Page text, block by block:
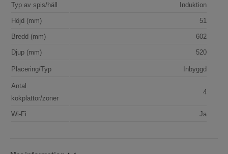
Typ av spis/häll Induktion
Höjd (mm) 51
Bredd (mm) 602
Djup (mm) 520
Placering/Typ Inbyggd
Antal
kokplattor/zoner
4
Wi-Fi Ja